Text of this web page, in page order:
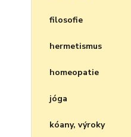
filosofie
hermetismus
homeopatie
jóga
kóany, výroky